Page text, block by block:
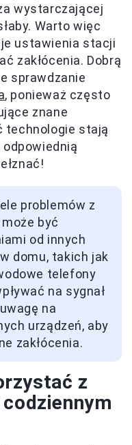
wystarczającej
Warto więc
ustawienia stacji
zakłócenia. Dobrą
sprawdzanie
, ponieważ często
znane
technologie stają
odpowiednią
problemów z
być
od innych
domu, takich jak
telefony
na sygnał
na
urządzeń, aby
zakłócenia.
z